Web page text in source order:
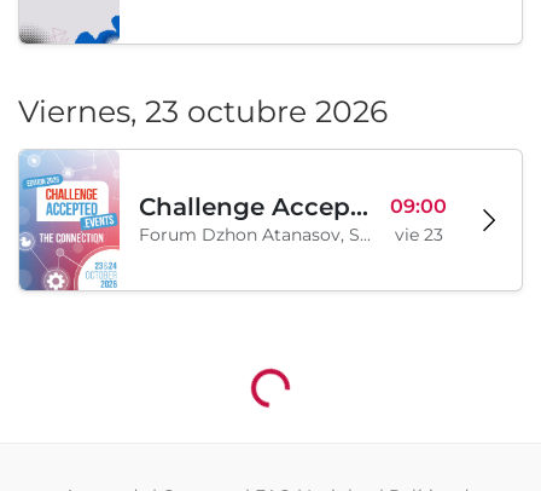
Viernes, 23 octubre 2026
Challenge Accepted Events 2026 - The Connection
Forum Dzhon Atanasov, Sofía, BG
09:00
vie 23
Cargando...